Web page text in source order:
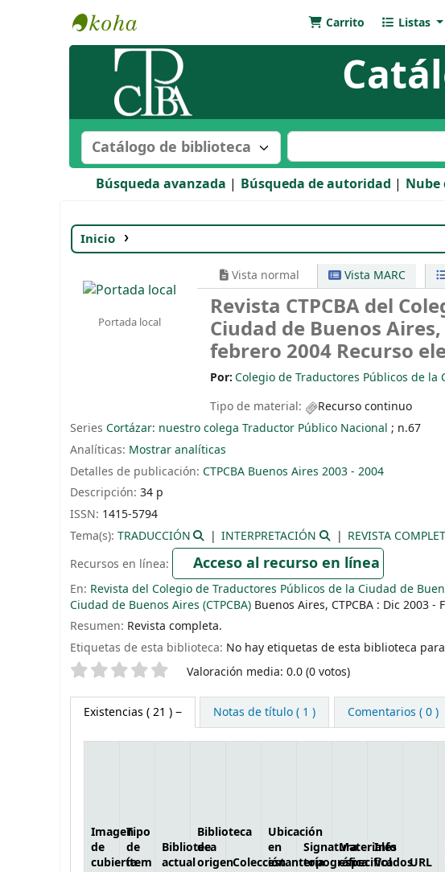
Biblioteca Bartolomé Mitre
Carrito Listas
Buscar en el catálogo por: Buscar en el catálogo
Búsqueda avanzada Búsqueda de autoridad Nube
Inicio
Portada local
Vista normal Vista MARC
Revista CTPCBA del
Ciudad de Buenos
febrero 2004 Recurso
Por:Colegio de Traductores Públicos de la
Tipo de material:
Recurso continuo
Series Cortázar: nuestro colega Traductor Público Nacional ; n.67
Analíticas: Mostrar analíticas
Detalles de publicación: CTPCBA Buenos Aires 2003 - 2004
Descripción: 34 p
ISSN: 1415-5794
Tema(s): TRADUCCIÓN INTERPRETACIÓN
REVISTA
Recursos en línea:
Acceso al recurso en línea
En: Revista del Colegio de Traductores Públicos de la Ciudad de
Ciudad de Buenos Aires (CTPCBA)Buenos Aires, CTPCBA : Dic 2003 -
Resumen: Revista completa.
Etiquetas de esta biblioteca: No hay etiquetas de esta biblioteca
Valoración Valoración media: 0.0 (0 votos)
Existencias ( 21 ) Notas de título ( 1 ) Comentarios ( 0 )
Imagen
de
cubierta
Tipo
de
ítem
Biblioteca
actual
Biblioteca
de
origenColección
Ubicación
en
estantería
Signatura
topográfica
Materiales
especificados
Info
Vol
URL